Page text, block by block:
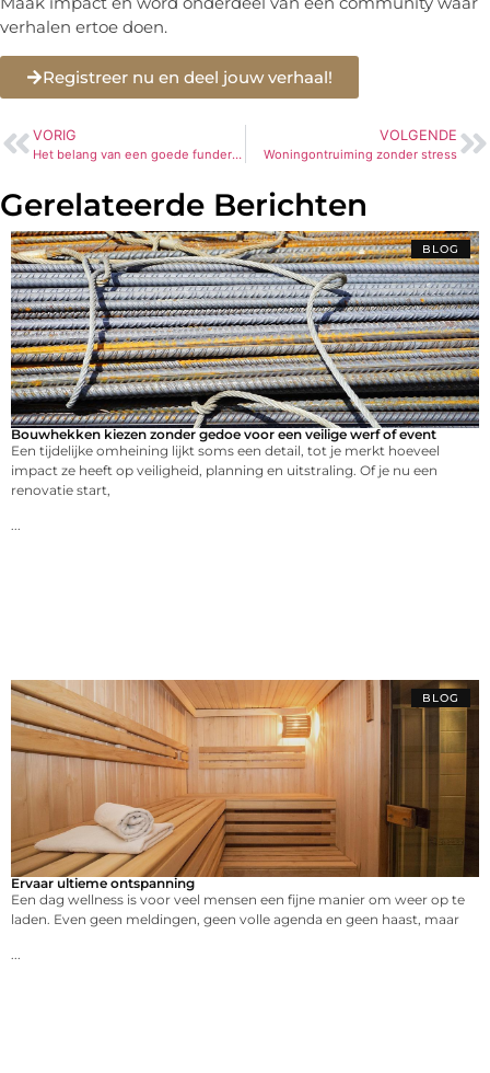
verhalen ertoe doen.
Registreer nu en deel jouw verhaal!
VORIG
Het belang van een goede fundering bij elk bouwproject
VOLGENDE
Woningontruiming zonder stress
Gerelateerde Berichten
BLOG
Bouwhekken kiezen zonder gedoe voor een veilige werf of event
Een tijdelijke omheining lijkt soms een detail, tot je merkt hoeveel
impact ze heeft op veiligheid, planning en uitstraling. Of je nu een
renovatie start,
...
BLOG
Ervaar ultieme ontspanning
Een dag wellness is voor veel mensen een fijne manier om weer op te
laden. Even geen meldingen, geen volle agenda en geen haast, maar
...